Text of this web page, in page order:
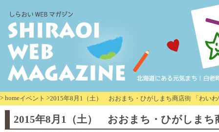
> homeイベント >2015年8月1（土） おおまち・ひがしまち商店街 「わい
2015年8月1（土） おおまち・ひがしまち